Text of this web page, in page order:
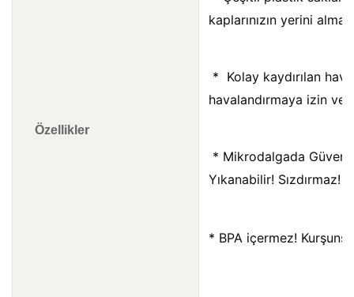
Özellikler
kaplarınızın yerini
* Kolay kaydırılan
havalandırmaya izin
* Mikrodalgada
Yıkanabilir! Sızdırmaz!
* BPA içermez!